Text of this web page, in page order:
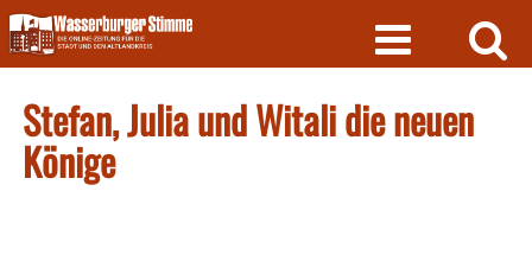
Skip
to
content
Stefan, Julia und Witali die neuen
Könige